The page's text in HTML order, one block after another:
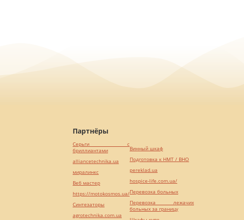
Партнёры
Серьги с
бриллиантами
alliancetechnika.ua
миралинкс
Веб мастер
https://motokosmos.ua/
Синтезаторы
agrotechnika.com.ua
Винный шкаф
Подготовка к НМТ / ВНО
pereklad.ua
hospice-life.com.ua/
Перевозка больных
Перевозка лежачих
больных за границу